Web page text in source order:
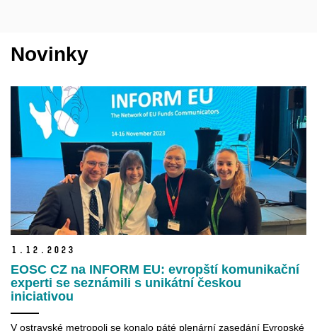
Novinky
1. 12. 2023
EOSC CZ na INFORM EU: evropští komunikační
experti se seznámili s unikátní českou
iniciativou
V ostravské metropoli se konalo páté plenární zasedání Evropské